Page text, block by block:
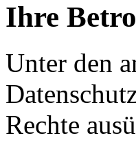
Ihre
Unter den
Rechte